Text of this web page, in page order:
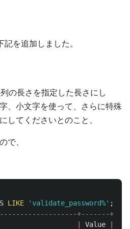
を追加しました。
の長さを指定した長さにし
、小文字を使って、さらに特殊
してくださいとのこと、
で、
LIKE 'validate_password%' ;
+-------+
Value